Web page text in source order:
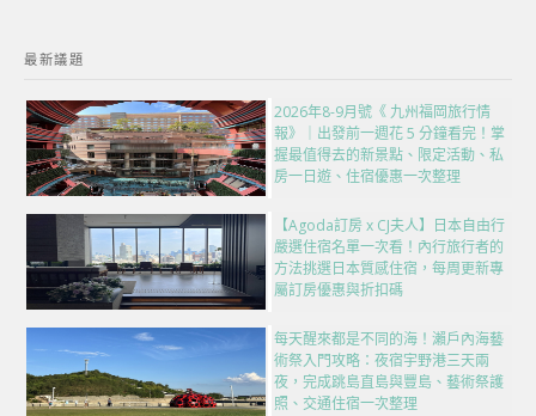
最新議題
2026年8-9月號《 九州福岡旅行情
報》｜出發前一週花 5 分鐘看完！掌
握最值得去的新景點、限定活動、私
房一日遊、住宿優惠一次整理
【Agoda訂房 x CJ夫人】日本自由行
嚴選住宿名單一次看！內行旅行者的
方法挑選日本質感住宿，每周更新專
屬訂房優惠與折扣碼
每天醒來都是不同的海！瀨戶內海藝
術祭入門攻略：夜宿宇野港三天兩
夜，完成跳島直島與豐島、藝術祭護
照、交通住宿一次整理